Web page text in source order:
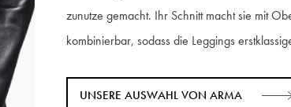
zunutze gemacht. Ihr Schnitt macht sie mit
kombinierbar, sodass die Leggings
UNSERE AUSWAHL VON ARMA